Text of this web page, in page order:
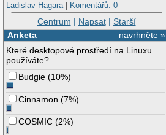
Ladislav Hagara| Komentářů: 0
Centrum | Napsat| Starší
navrhněte »
Anketa
Které desktopové prostředí na Linuxu
používáte?
Budgie (10%)
Cinnamon (7%)
COSMIC (2%)